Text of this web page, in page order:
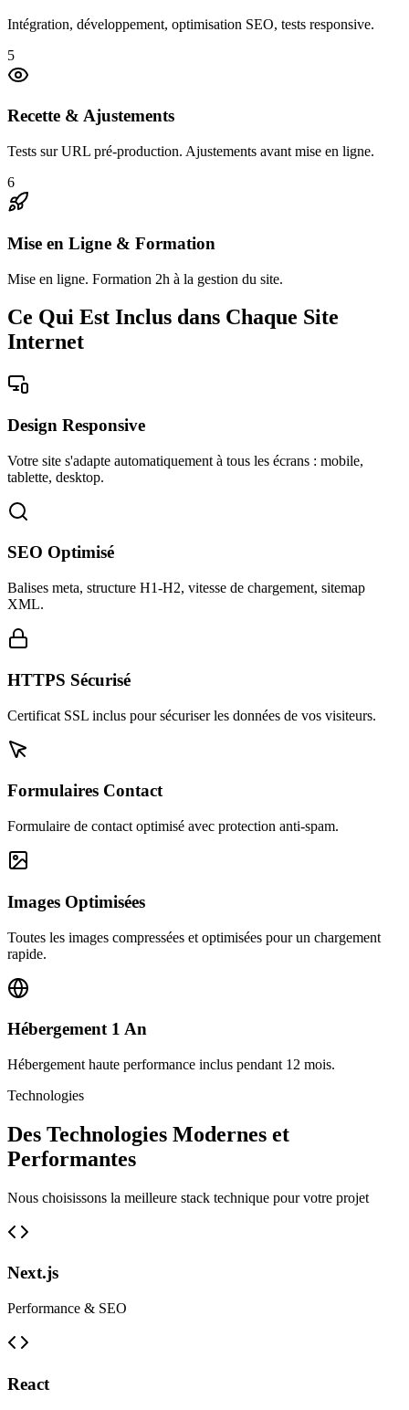
Intégration, développement, optimisation SEO, tests responsive.
5
Recette & Ajustements
Tests sur URL pré-production. Ajustements avant mise en ligne.
6
Mise en Ligne & Formation
Mise en ligne. Formation 2h à la gestion du site.
Ce Qui Est Inclus dans Chaque Site
Internet
Design Responsive
Votre site s'adapte automatiquement à tous les écrans : mobile,
tablette, desktop.
SEO Optimisé
Balises meta, structure H1-H2, vitesse de chargement, sitemap
XML.
HTTPS Sécurisé
Certificat SSL inclus pour sécuriser les données de vos visiteurs.
Formulaires Contact
Formulaire de contact optimisé avec protection anti-spam.
Images Optimisées
Toutes les images compressées et optimisées pour un chargement
rapide.
Hébergement 1 An
Hébergement haute performance inclus pendant 12 mois.
Technologies
Des Technologies Modernes et
Performantes
Nous choisissons la meilleure stack technique pour votre projet
Next.js
Performance & SEO
React